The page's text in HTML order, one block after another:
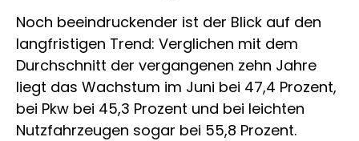
Noch beeindruckender ist der Blick auf den
langfristigen Trend: Verglichen mit dem
Durchschnitt der vergangenen zehn Jahre
liegt das Wachstum im Juni bei 47,4 Prozent,
bei Pkw bei 45,3 Prozent und bei leichten
Nutzfahrzeugen sogar bei 55,8 Prozent.